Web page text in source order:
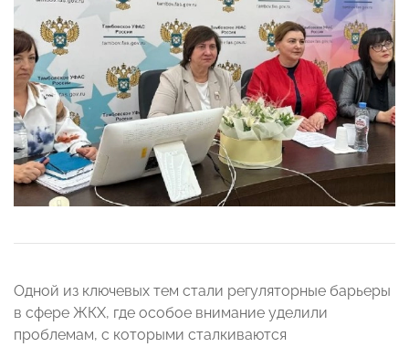
Одной из ключевых тем стали регуляторные барьеры
в сфере ЖКХ, где особое внимание уделили
проблемам, с которыми сталкиваются